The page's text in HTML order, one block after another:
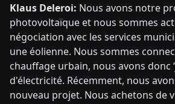
Klaus Deleroi: Nous avons notre
photovoltaïque et nous sommes
négociation avec les services
une éolienne. Nous sommes
chauffage urbain, nous avons donc
d'électricité. Récemment, nous
nouveau projet. Nous achetons de